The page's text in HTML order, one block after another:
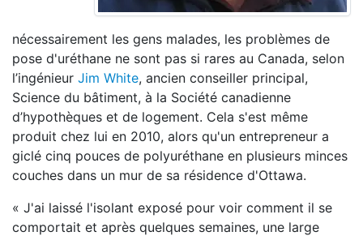
nécessairement les gens malades, les problèmes de
pose d'uréthane ne sont pas si rares au Canada, selon
l’ingénieur Jim White, ancien conseiller principal,
Science du bâtiment, à la Société canadienne
d’hypothèques et de logement. Cela s'est même
produit chez lui en 2010, alors qu'un entrepreneur a
giclé cinq pouces de polyuréthane en plusieurs minces
couches dans un mur de sa résidence d'Ottawa.
« J'ai laissé l'isolant exposé pour voir comment il se
comportait et après quelques semaines, une large